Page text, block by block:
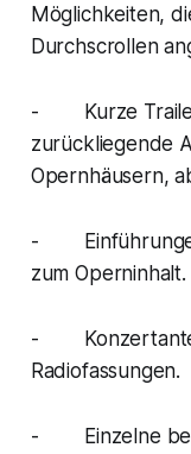
Möglichkeiten,
Durchscrollen
- Kurze Trailer
zurückliegende
Opernhäusern,
- Einführungen
zum Operninhalt.
- Konzertante
Radiofassungen.
- Einzelne